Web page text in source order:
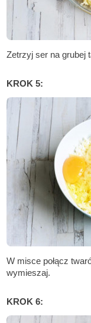
Zetrzyj ser na grubej
KROK 5:
W misce połącz
wymieszaj.
KROK 6: